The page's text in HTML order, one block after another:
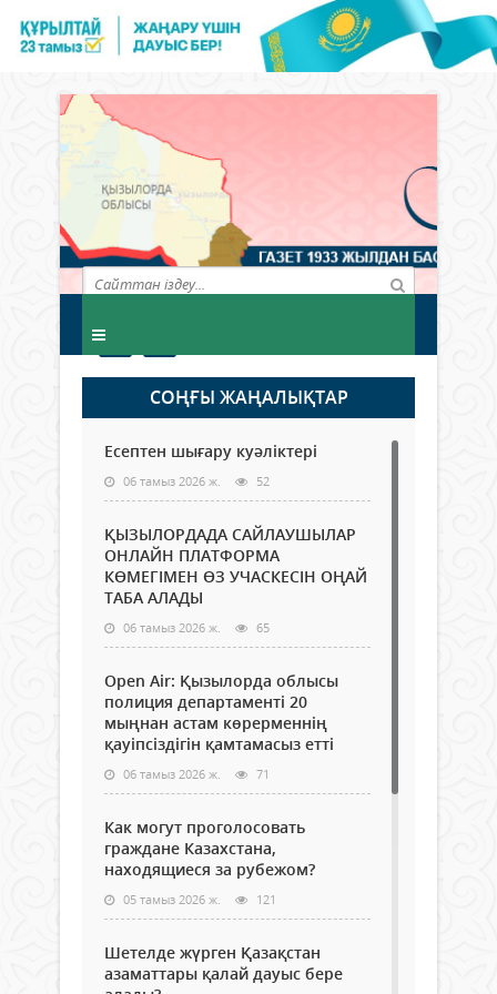
СОҢҒЫ ЖАҢАЛЫҚТАР
Есептен шығару куәліктері
06 тамыз 2026 ж. 52
ҚЫЗЫЛОРДАДА САЙЛАУШЫЛАР
ОНЛАЙН ПЛАТФОРМА
КӨМЕГІМЕН ӨЗ УЧАСКЕСІН ОҢАЙ
ТАБА АЛАДЫ
06 тамыз 2026 ж. 65
Open Air: Қызылорда облысы
полиция департаменті 20
мыңнан астам көрерменнің
қауіпсіздігін қамтамасыз етті
06 тамыз 2026 ж. 71
Как могут проголосовать
граждане Казахстана,
находящиеся за рубежом?
05 тамыз 2026 ж. 121
Шетелде жүрген Қазақстан
азаматтары қалай дауыс бере